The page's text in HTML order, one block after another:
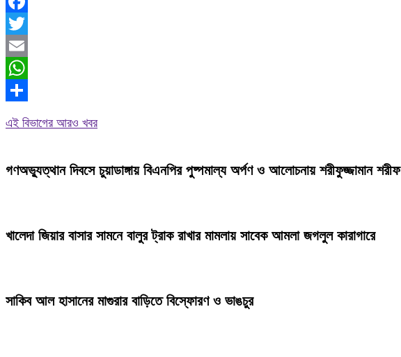
Facebook
Twitter
Email
WhatsApp
এই বিভাগের আরও খবর
গণঅভ্যুত্থান দিবসে চুয়াডাঙ্গায় বিএনপির পুষ্পমাল্য অর্পণ ও আলোচনায় শরীফুজ্জামান শরীফ
খালেদা জিয়ার বাসার সামনে বালুর ট্রাক রাখার মামলায় সাবেক আমলা জগলুল কারাগারে
সাকিব আল হাসানের মাগুরার বাড়িতে বিস্ফোরণ ও ভাঙচুর